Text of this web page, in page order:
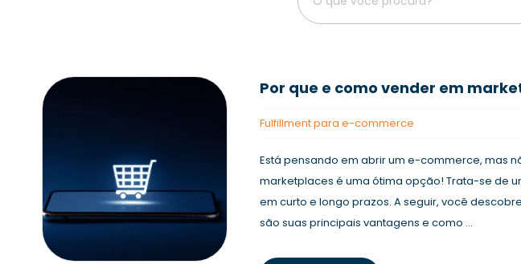
Por que e como vender em
Fulfillment para e-commerce
Está pensando em abrir um e-commerce, mas
marketplaces é uma ótima opção! Trata-se de
em curto e longo prazos. A seguir, você
são suas principais vantagens e como ...